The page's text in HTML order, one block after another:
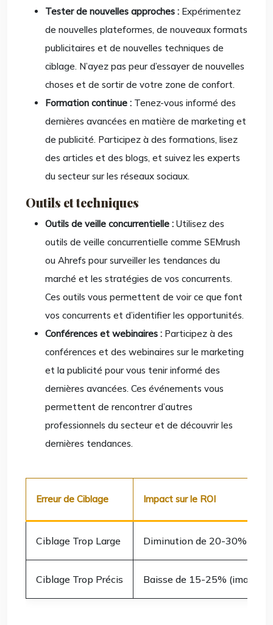
Tester de nouvelles approches : Expérimentez
de nouvelles plateformes, de nouveaux formats
publicitaires et de nouvelles techniques de
ciblage. N’ayez pas peur d’essayer de nouvelles
choses et de sortir de votre zone de confort.
Formation continue : Tenez-vous informé des
dernières avancées en matière de marketing et
de publicité. Participez à des formations, lisez
des articles et des blogs, et suivez les experts
du secteur sur les réseaux sociaux.
Outils et techniques
Outils de veille concurrentielle : Utilisez des
outils de veille concurrentielle comme SEMrush
ou Ahrefs pour surveiller les tendances du
marché et les stratégies de vos concurrents.
Ces outils vous permettent de voir ce que font
vos concurrents et d’identifier les opportunités.
Conférences et webinaires : Participez à des
conférences et des webinaires sur le marketing
et la publicité pour vous tenir informé des
dernières avancées. Ces événements vous
permettent de rencontrer d’autres
professionnels du secteur et de découvrir les
dernières tendances.
Erreur de Ciblage Impact sur le ROI
Ciblage Trop Large Diminution de 20-30%
Ciblage Trop Précis Baisse de 15-25% (image